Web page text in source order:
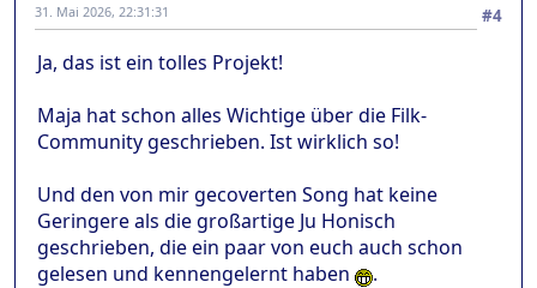
#4
31. Mai 2026, 22:31:31
Ja, das ist ein tolles Projekt!
Maja hat schon alles Wichtige über die Filk-
Community geschrieben. Ist wirklich so!
Und den von mir gecoverten Song hat keine
Geringere als die großartige Ju Honisch
geschrieben, die ein paar von euch auch schon
gelesen und kennengelernt haben
.